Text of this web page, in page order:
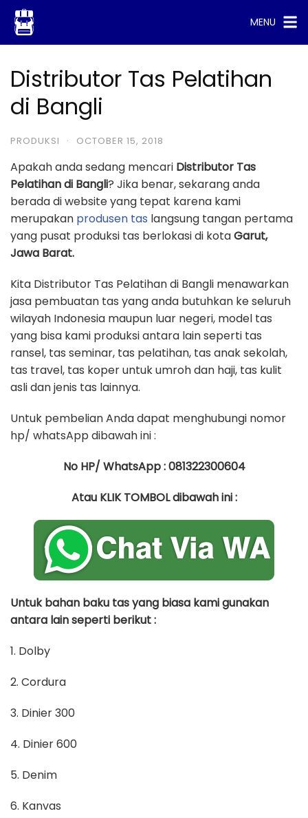
Skip
content
MENU
Distributor Tas Pelatihan
di Bangli
PRODUKSI · OCTOBER 15, 2018
Apakah anda sedang mencari Distributor Tas
Pelatihan di Bangli? Jika benar, sekarang anda
berada di website yang tepat karena kami
merupakan produsen tas langsung tangan pertama
yang pusat produksi tas berlokasi di kotaGarut,
Jawa Barat.
Kita Distributor Tas Pelatihan di Bangli menawarkan
jasa pembuatan tas yang anda butuhkan ke seluruh
wilayah Indonesia maupun luar negeri, model tas
yang bisa kami produksi antara lain seperti tas
ransel, tas seminar, tas pelatihan, tas anak sekolah,
tas travel, tas koper untuk umroh dan haji, tas kulit
asli dan jenis tas lainnya.
Untuk pembelian Anda dapat menghubungi nomor
hp/ whatsApp dibawah ini :
No HP/ WhatsApp : 081322300604
Atau KLIK TOMBOL dibawah ini :
Untuk bahan baku tas yang biasa kami gunakan
antara lain seperti berikut :
1. Dolby
2. Cordura
3. Dinier 300
4. Dinier 600
5. Denim
6. Kanvas